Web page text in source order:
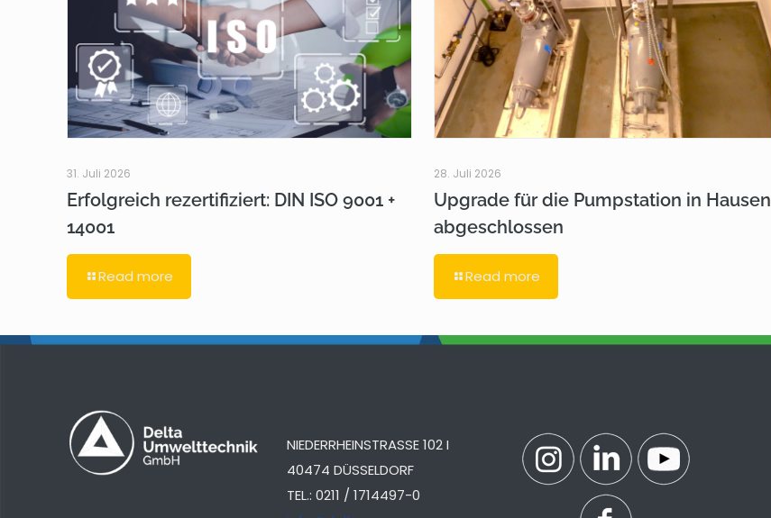
31. Juli 2026
Erfolgreich rezertifiziert: DIN ISO 9001 +
14001
Read more
28. Juli 2026
Upgrade für die Pumpstation in Hausen
abgeschlossen
Read more
NIEDERRHEINSTRASSE 102 I
40474 DÜSSELDORF
TEL.: 0211 / 1714497-0